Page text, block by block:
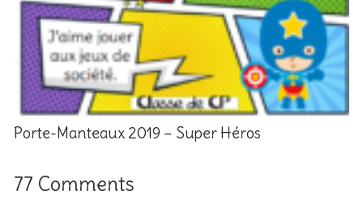
Porte-Manteaux 2019 – Super Héros
77 Comments